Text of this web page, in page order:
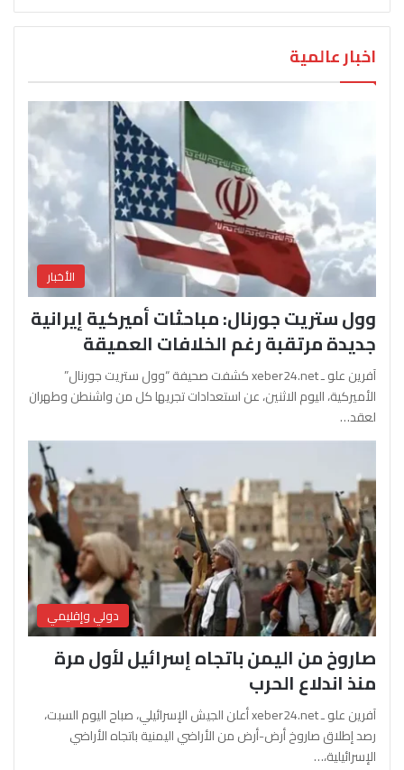
اخبار عالمية
الأخبار
وول ستريت جورنال: مباحثات أميركية إيرانية
جديدة مرتقبة رغم الخلافات العميقة
آفرين علو ـ xeber24.net كشفت صحيفة “وول ستريت جورنال”
الأميركية، اليوم الاثنين، عن استعدادات تجريها كل من واشنطن وطهران
لعقد…
دولي وإقليمي
صاروخ من اليمن باتجاه إسرائيل لأول مرة
منذ اندلاع الحرب
آفرين علو ـ xeber24.net أعلن الجيش الإسرائيلي، صباح اليوم السبت،
رصد إطلاق صاروخ أرض-أرض من الأراضي اليمنية باتجاه الأراضي
الإسرائيلية،…